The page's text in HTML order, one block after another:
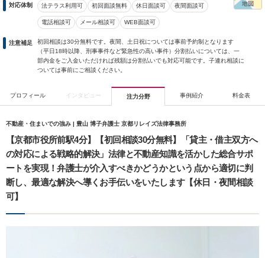
対応体制 法テラス利用可 初回面談無料 休日面談可 夜間面談可
電話相談可 メール相談可 WEB面談可
注意補足
初回相談は30分無料です。夜間、土日祝については事前予約制となります
（平日18時以降、刑事事件など緊急性の高い事件）分割払いについては、一
部内金をご入金いただければ残額は分割払いでも対応可能です。子連れ相談に
ついては事前にご相談ください。
プロフィール インタビュー 注力分野 事例紹介 料金表
不動産・住まいでの強み | 豊山 博子弁護士 京都リレイズ法律事務所
【京都市役所前駅4分】【初回相談30分無料】「貸主・借主双方へ
の対応による戦略的解決」法律と不動産知識を活かした総合サポ
ートを実現！弁護士が介入すべきかどうかという点から適切に判
断し、最適な解決へ導くお手伝いをいたします【休日・夜間相談
可】